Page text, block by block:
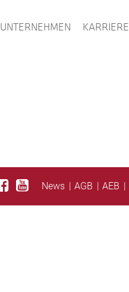
UNTERNEHMEN KARRIERE
News AGB AEB